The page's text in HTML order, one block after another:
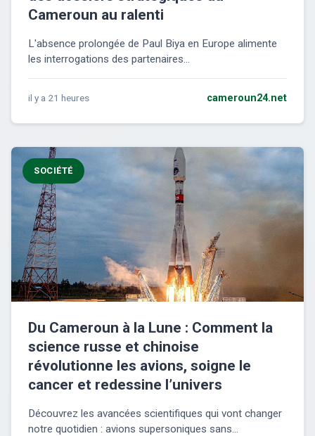
Cameroun au ralenti
L'absence prolongée de Paul Biya en Europe alimente
les interrogations des partenaires...
il y a 21 heures cameroun24.net
SOCIÉTÉ
Du Cameroun à la Lune : Comment la
science russe et chinoise
révolutionne les avions, soigne le
cancer et redessine l’univers
Découvrez les avancées scientifiques qui vont changer
notre quotidien : avions supersoniques sans...